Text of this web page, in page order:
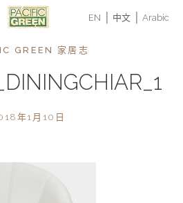
EN 中文 Arabic
GREEN 家居志
年1月10日